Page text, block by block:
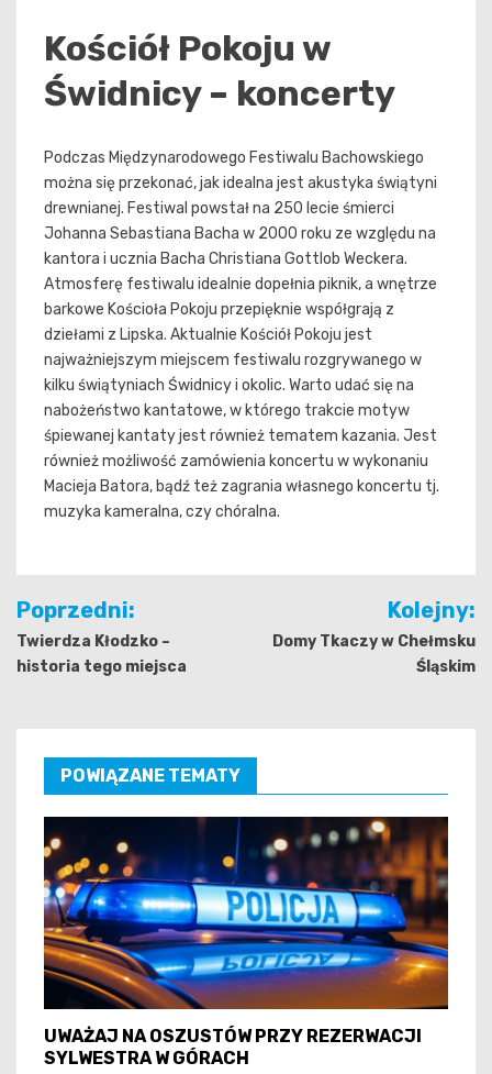
Kościół Pokoju w
Świdnicy – koncerty
Podczas Międzynarodowego Festiwalu Bachowskiego
można się przekonać, jak idealna jest akustyka świątyni
drewnianej. Festiwal powstał na 250 lecie śmierci
Johanna Sebastiana Bacha w 2000 roku ze względu na
kantora i ucznia Bacha Christiana Gottlob Weckera.
Atmosferę festiwalu idealnie dopełnia piknik, a wnętrze
barkowe Kościoła Pokoju przepięknie współgrają z
dziełami z Lipska. Aktualnie Kościół Pokoju jest
najważniejszym miejscem festiwalu rozgrywanego w
kilku świątyniach Świdnicy i okolic. Warto udać się na
nabożeństwo kantatowe, w którego trakcie motyw
śpiewanej kantaty jest również tematem kazania. Jest
również możliwość zamówienia koncertu w wykonaniu
Macieja Batora, bądź też zagrania własnego koncertu tj.
muzyka kameralna, czy chóralna.
Nawigacja
wpisu
Poprzedni:
Twierdza Kłodzko –
historia tego miejsca
Kolejny:
Domy Tkaczy w Chełmsku
Śląskim
POWIĄZANE TEMATY
UWAŻAJ NA OSZUSTÓW PRZY REZERWACJI
SYLWESTRA W GÓRACH